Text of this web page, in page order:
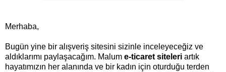
Merhaba,
Bugün yine bir alışveriş sitesini sizinle inceleyeceğiz ve
aldıklarımı paylaşacağım. Malum e-ticaret siteleri artık
hayatımızın her alanında ve bir kadın için oturduğu terden